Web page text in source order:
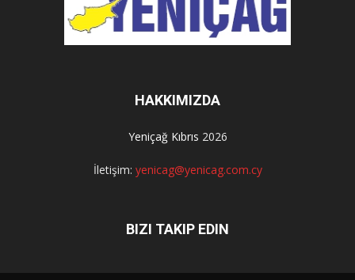
HAKKIMIZDA
Yeniçağ Kıbrıs 2026
İletişim: yenicag@yenicag.com.cy
BIZI TAKIP EDIN